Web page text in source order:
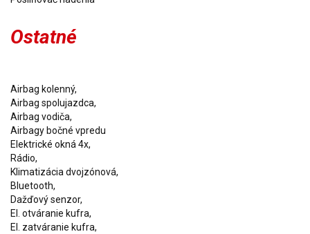
Ostatné
Airbag kolenný,
Airbag spolujazdca,
Airbag vodiča,
Airbagy bočné vpredu
Elektrické okná 4x,
Rádio,
Klimatizácia dvojzónová,
Bluetooth,
Dažďový senzor,
El. otváranie kufra,
El. zatváranie kufra,